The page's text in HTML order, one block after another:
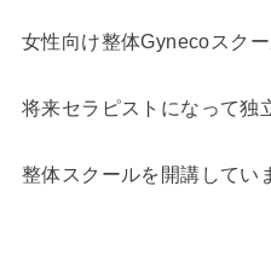
女性向け整体Gynecoスク
将来セラピストになって独
整体スクールを開講してい